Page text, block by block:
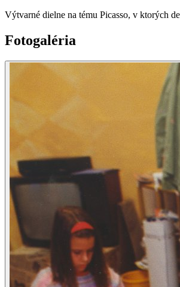
Výtvarné dielne na tému Picasso, v ktorých
Fotogaléria